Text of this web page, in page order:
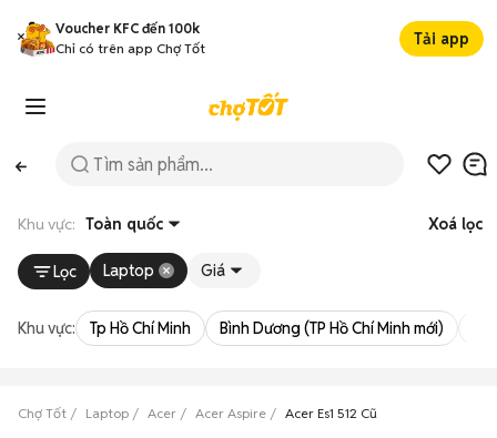
Voucher KFC đến 100k
Chỉ có trên app Chợ Tốt
Tải app
Khu vực: Toàn quốc Xoá lọc
Lọc Laptop Giá
Khu vực: Tp Hồ Chí Minh Bình Dương (TP Hồ Chí Minh mới)
Chợ Tốt Laptop Acer Acer Aspire Acer Es1 512 Cũ